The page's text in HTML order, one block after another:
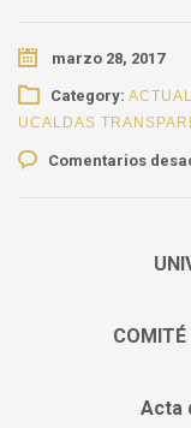
marzo 28, 2017
Category:
UCALDAS
Comentarios
COMITÉ
Acta